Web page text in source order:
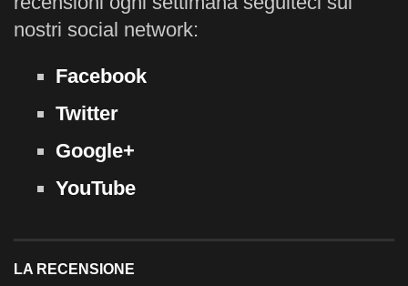
nostri social network:
Facebook
Twitter
Google+
YouTube
LA RECENSIONE